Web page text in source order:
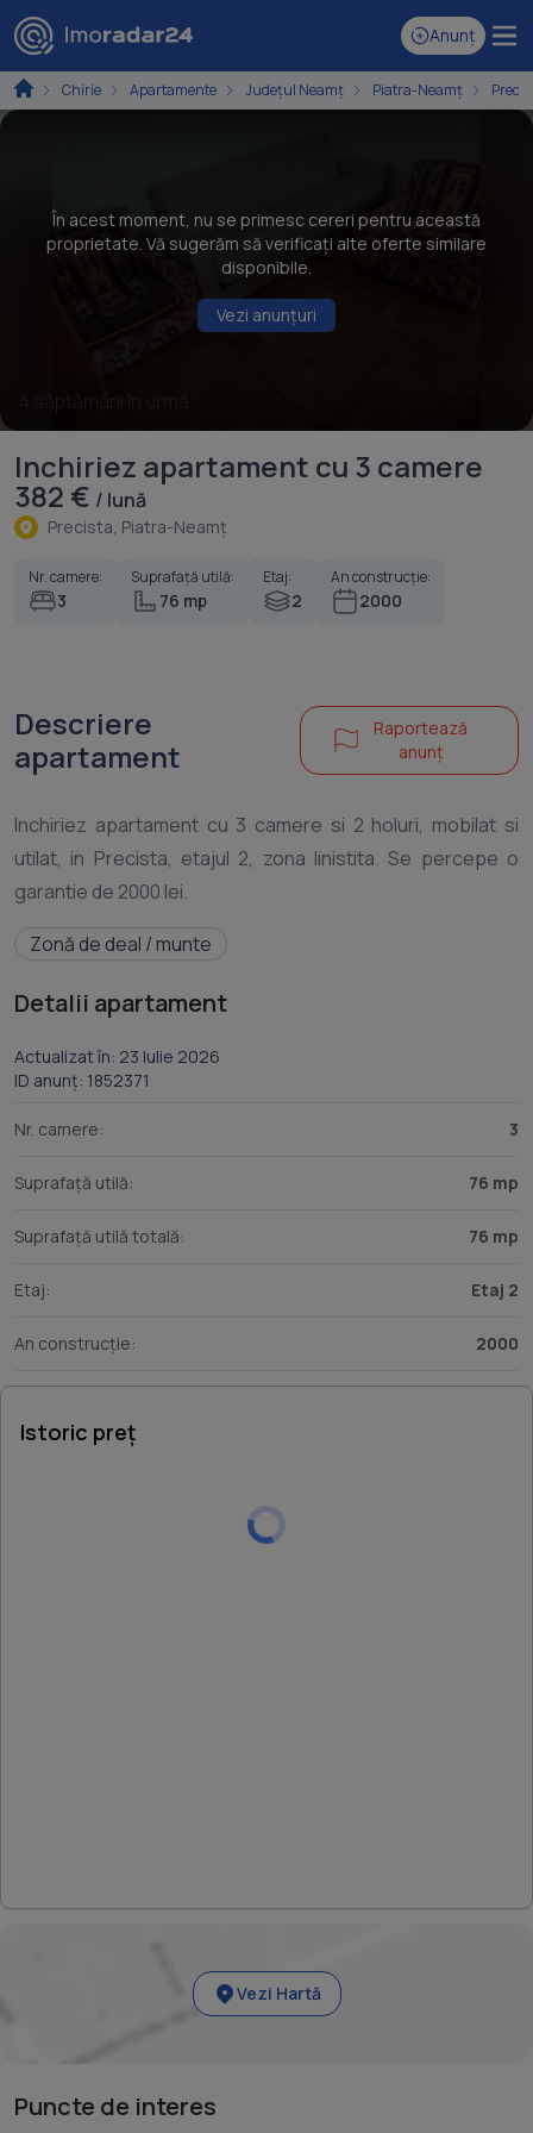
Anunț
Chirie Apartamente Județul Neamț Piatra-Neamț
În acest moment, nu se primesc cereri pentru această
proprietate. Vă sugerăm să verificați alte oferte similare
disponibile.
Vezi anunțuri
4 săptămâni în urmă
Inchiriez apartament cu 3 camere
382 € / lună
Precista, Piatra-Neamţ
Nr. camere:
3
Suprafață utilă:
76 mp
Etaj:
2
An construcție:
2000
Descriere
apartament
Raportează
anunț
Inchiriez apartament cu 3 camere si 2 holuri, mobilat si
utilat, in Precista, etajul 2, zona linistita. Se percepe o
Zonă de deal / munte
Detalii apartament
Actualizat în: 23 Iulie 2026
ID anunț: 1852371
Nr. camere: 3
Suprafață utilă: 76 mp
Suprafață utilă totală: 76 mp
Etaj: Etaj 2
An construcție: 2000
Istoric preț
Vezi Hartă
Puncte de interes